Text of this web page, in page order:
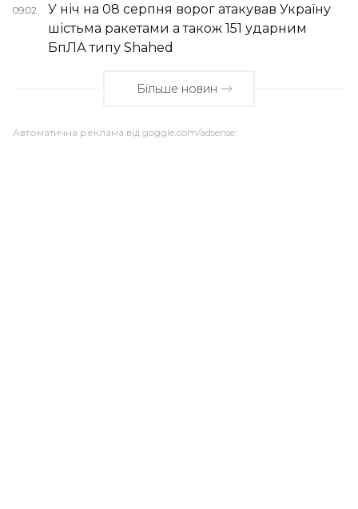
09:02
У ніч на 08 серпня ворог атакував Україну
шістьма ракетами а також 151 ударним
БпЛА типу Shahed
Більше новин
Автоматична реклама від goggle.com/adsense: